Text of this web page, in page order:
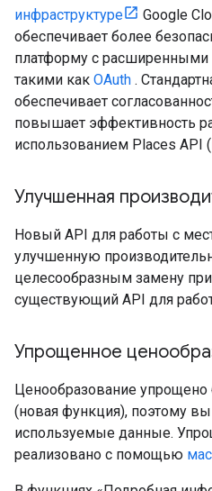
инфраструктуре
Google
обеспечивает более
платформу с
такими как OAuth .
обеспечивает
повышает эффективность
использованием Places API
Улучшенная
Новый API для работы с
улучшенную
целесообразным замену
существующий API для
Упрощенное
Ценообразование упрощено
(новая функция), поэтому вы
используемые данные.
реализовано с помощью